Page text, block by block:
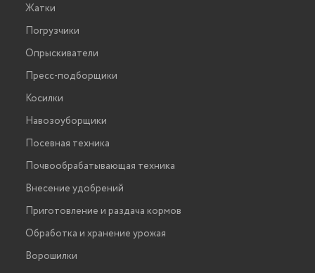
Жатки
Погрузчики
Опрыскиватели
Пресс-подборщики
Косилки
Навозоуборщики
Посевная техника
Почвообрабатывающая техника
Внесение удобрений
Приготовление и раздача кормов
Обработка и хранение урожая
Ворошилки